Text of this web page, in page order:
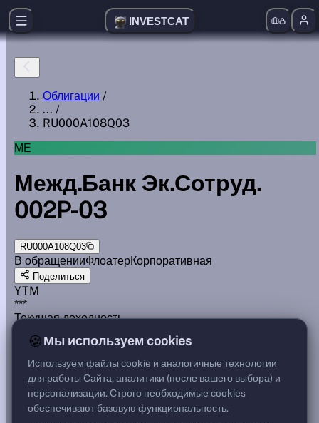
INVESTCAT
Облигации /
... /
RU000A108Q03
МЕ
Межд.Банк Эк.Сотруд.
002P-03
RU000A108Q03
В обращенииФлоатерКорпоративная
Поделиться
YTM
***
Текущая доходность
G спред
100,22 %
1 002,20 ₽
Срок, лет
🍪Мы используем cookies
Используем файлы cookie и аналогичные технологии
для работы Сайта, аналитики (после вашего выбора) и
персонализации. Строго необходимые cookies
обеспечивают базовую функциональность.